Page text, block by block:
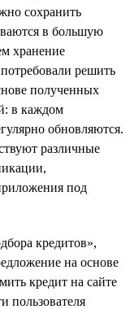
сохранить
в большую
хранение
решить
полученных
в каждом
обновляются.
различные
под
кредитов»,
на основе
кредит на сайте
пользователя